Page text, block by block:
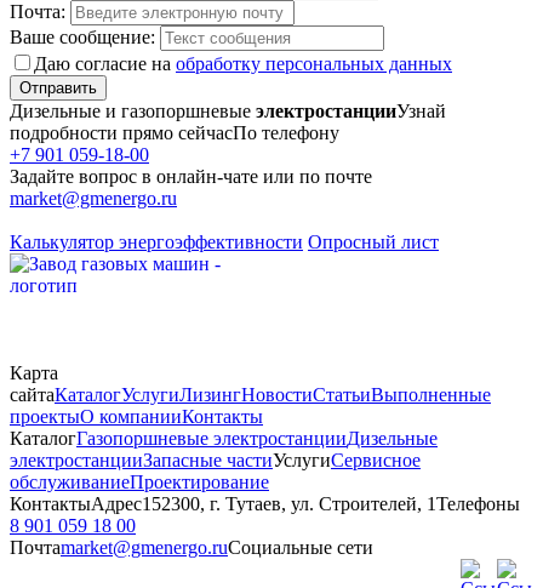
Почта:
Ваше сообщение:
Даю согласие на обработку персональных данных
Отправить
Дизельные и газопоршневые электростанцииУзнай
подробности прямо сейчасПо телефону
+7 901 059-18-00
Задайте вопрос в онлайн-чате или по почте
market@gmenergo.ru
Калькулятор энергоэффективности Опросный лист
Карта
сайтаКаталогУслугиЛизингНовостиСтатьиВыполненные
проектыО компанииКонтакты
КаталогГазопоршневые электростанцииДизельные
электростанцииЗапасные частиУслугиСервисное
обслуживаниеПроектирование
КонтактыАдрес152300, г. Тутаев, ул. Строителей, 1Телефоны
8 901 059 18 00
Почтаmarket@gmenergo.ruСоциальные сети